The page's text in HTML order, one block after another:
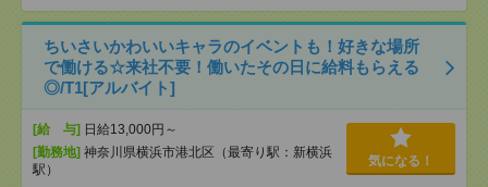
ちいさいかわいいキャラのイベントも！好きな場所
で働ける☆来社不要！働いたその日に給料もらえる
◎/T1[アルバイト]
[給 与] 日給13,000円～
[勤務地] 神奈川県横浜市港北区（最寄り駅：新横浜
駅）
気になる！